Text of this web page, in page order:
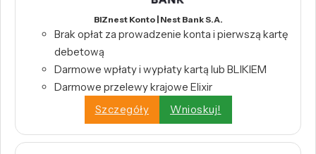
BIZnest Konto | Nest Bank S.A.
Brak opłat za prowadzenie konta i pierwszą kartę
debetową
Darmowe wpłaty i wypłaty kartą lub BLIKIEM
Darmowe przelewy krajowe Elixir
Szczegóły
Wnioskuj!